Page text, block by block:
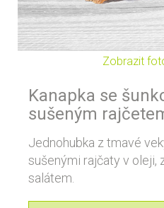
Zobrazit
Kanapka se
sušeným
Jednohubka z tmavé
sušenými rajčaty v oleji,
salátem.